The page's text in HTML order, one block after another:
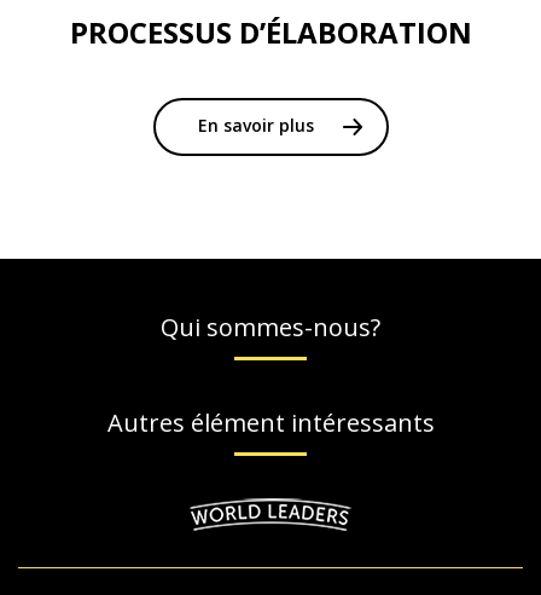
PROCESSUS D’ÉLABORATION
En savoir plus
Qui sommes-nous?
Autres élément intéressants